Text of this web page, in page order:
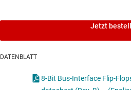
Jetzt
DATENBLATT
8-Bit Bus-Interface Flip-